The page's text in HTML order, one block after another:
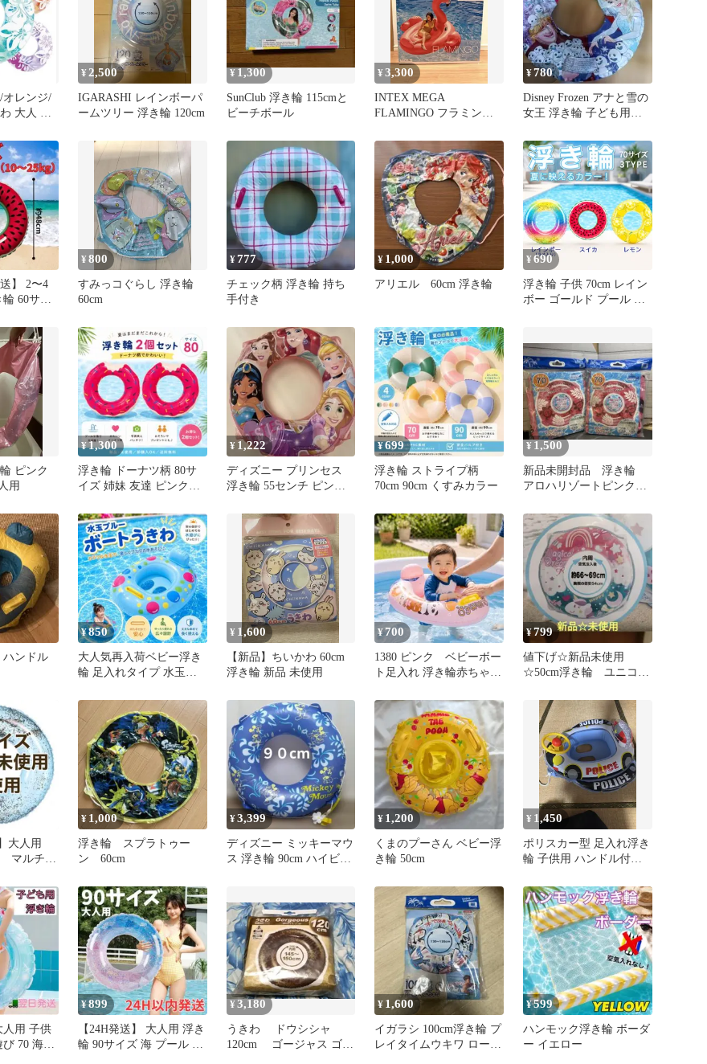
オレンジ/
大人 子
スカス
¥ 2,500
IGARASHI レインボーパ
ームツリー 浮き輪 120cm
¥ 1,300
SunClub 浮き輪 115cmと
ビーチボール
¥3,300
INTEX MEGA
FLAMINGO フラミンゴ
り
¥780
Disney Frozen アナと雪の
女王 浮き輪 子ども用
】 2〜4
60サイ
¥800
すみっコぐらし 浮き輪
60cm
¥777
チェック柄 浮き輪 持ち
手付き
¥ 1,000
アリエル 60cm 浮き輪
¥690
浮き輪 子供 70cm レイン
ボー ゴールド プール 海
インスタ映え 派手 カラ
フル おしゃれ 海 川 アウ
トドア 浮輪 子ども用 ス
イミング プール用品 軽
量 コンパクト 夏休み 写
真映え
ピンク
用
¥1,300
浮き輪 ドーナツ柄 80サ
イズ 姉妹 友達 ピンクプ
¥ 1,222
ディズニー プリンセス
浮き輪 55センチ ピンク
¥699
浮き輪 ストライプ柄
70cm 90cm くすみカラー
¥ 1,500
新品未開封品 浮き輪
アロハリゾートピンク
ハンドル
¥850
大人気再入荷ベビー浮き
輪 足入れタイプ 水玉柄
ルー
¥ 1,600
【新品】ちいかわ 60cm
浮き輪 新品 未使用
¥700
1380 ピンク ベビーボー
ト足入れ 浮き輪赤ちゃん
¥799
値下げ☆新品未使用
☆50cm浮き輪 ユニコー
3〜4歳】
大人用
マルチカ
¥ 1,000
浮き輪 スプラトゥー
ン 60cm
¥3,399
ディズニー ミッキーマウ
ス 浮き輪 90cm ハイビス
¥ 1,200
くまのプーさん ベビー浮
き輪 50cm
¥ 1,450
ポリスカー型 足入れ浮き
輪 子供用 ハンドル付き 1
人用 子供
70 海水
¥899
【24H発送】 大人用 浮き
輪 90サイズ 海 プール ダ
¥3,180
うきわ ドウシシャ
120cm ゴージャス ゴー
¥ 1,600
イガラシ 100cm浮き輪 プ
レイタイムウキワ ロープ
¥599
ハンモック浮き輪 ボーダ
ー イエロー